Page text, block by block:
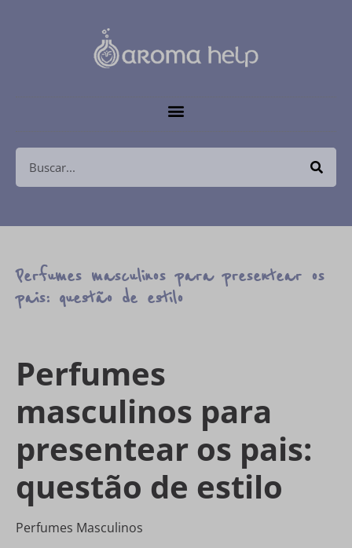
Perfumes masculinos para presentear os
pais: questão de estilo
Perfumes
masculinos para
presentear os pais:
questão de estilo
Perfumes Masculinos